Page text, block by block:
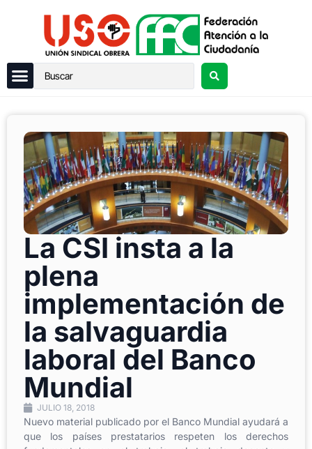
La CSI insta a la
plena
implementación de
la salvaguardia
laboral del Banco
Mundial
JULIO 18, 2018
Nuevo material publicado por el Banco Mundial ayudará a
que los países prestatarios respeten los derechos